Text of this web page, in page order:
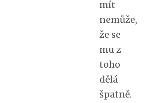
mít
nemůže,
že se
mu z
toho
dělá
špatně.